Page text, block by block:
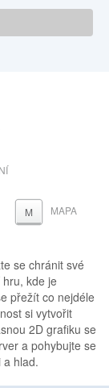
M MAPA
se chránit své
kde je
přežít co nejdéle
si vytvořit
2D grafiku se
a pohybujte se
hlad.